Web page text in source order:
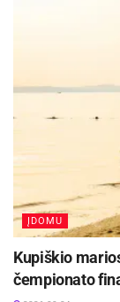
ĮDOMU
Kupiškio
čempionato